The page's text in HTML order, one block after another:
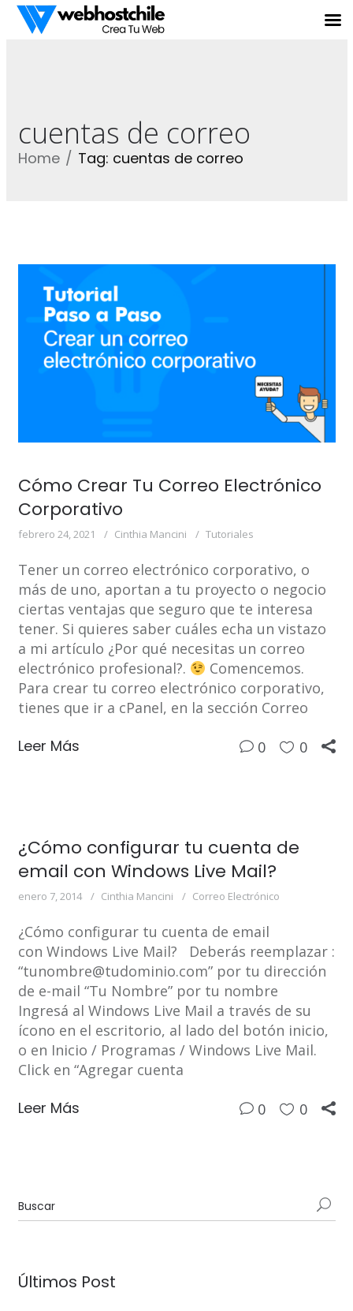
cuentas de correo
Home Tag: cuentas de correo
Cómo Crear Tu Correo Electrónico
Corporativo
febrero 24, 2021 Cinthia Mancini Tutoriales
Tener un correo electrónico corporativo, o
más de uno, aportan a tu proyecto o negocio
ciertas ventajas que seguro que te interesa
tener. Si quieres saber cuáles echa un vistazo
a mi artículo ¿Por qué necesitas un correo
electrónico profesional?.
Comencemos.
Para crear tu correo electrónico corporativo,
tienes que ir a cPanel, en la sección Correo
Leer Más 0 0
¿Cómo configurar tu cuenta de
email con Windows Live Mail?
enero 7, 2014 Cinthia Mancini Correo Electrónico
¿Cómo configurar tu cuenta de email
con Windows Live Mail? Deberás reemplazar :
“tunombre@tudominio.com” por tu dirección
de e-mail “Tu Nombre” por tu nombre
Ingresá al Windows Live Mail a través de su
ícono en el escritorio, al lado del botón inicio,
o en Inicio / Programas / Windows Live Mail.
Click en “Agregar cuenta
Leer Más 0 0
Últimos Post